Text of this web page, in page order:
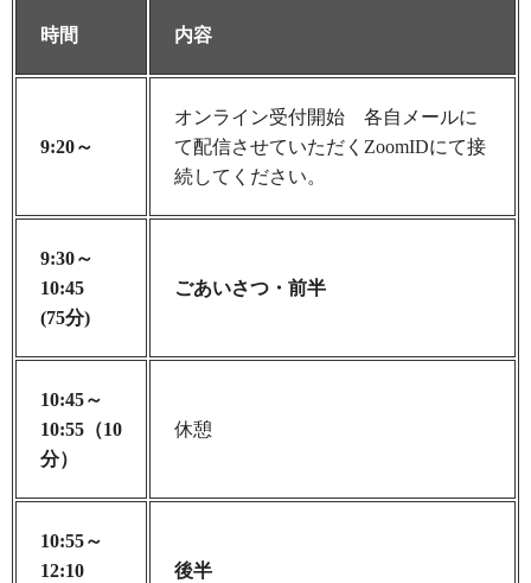
時間 内容
9:20～
オンライン受付開始 各自メールに
て配信させていただくZoomIDにて接
続してください。
9:30～
10:45
(75分)
ごあいさつ・前半
10:45～
10:55（10
分）
休憩
10:55～
12:10
後半